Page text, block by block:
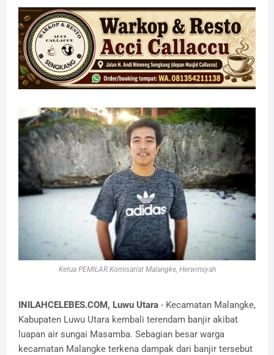
Ketua PEMILAR Komisariat Malangke, Herwinsyah
INILAHCELEBES.COM, Luwu Utara - Kecamatan Malangke,
Kabupaten Luwu Utara kembali terendam banjir akibat
luapan air sungai Masamba. Sebagian besar warga
kecamatan Malangke terkena dampak dari banjir tersebut